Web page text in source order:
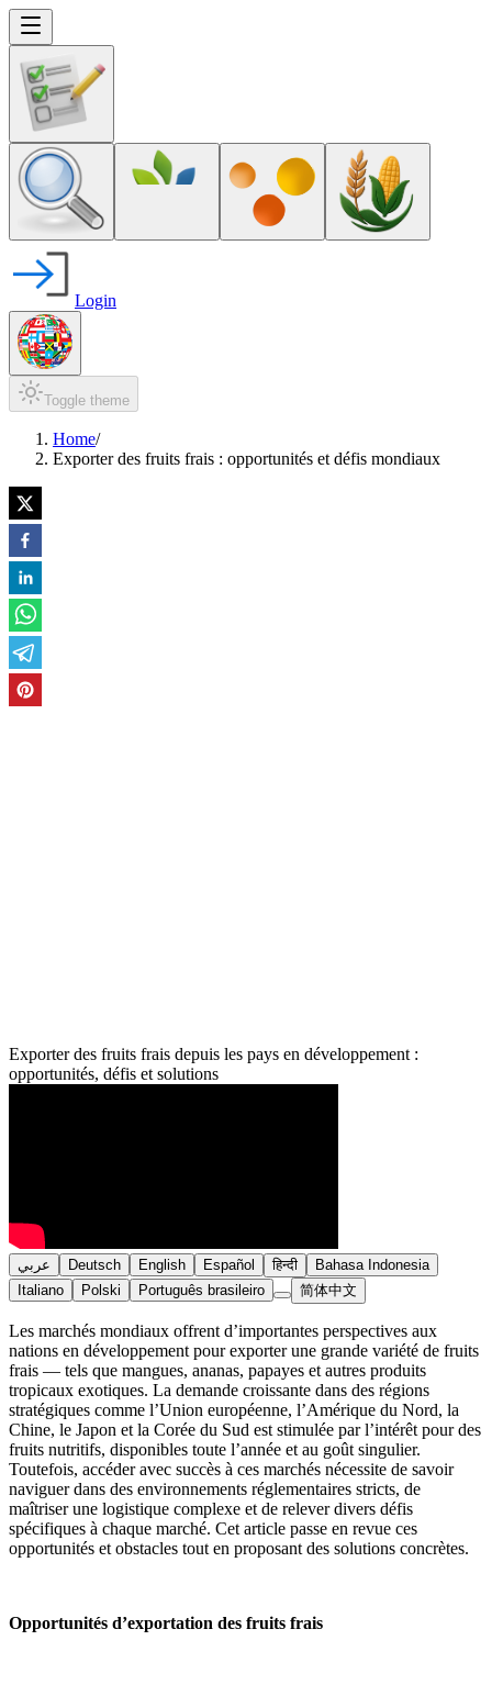
Login
Toggle theme
Home/
Exporter des fruits frais : opportunités et défis mondiaux
Exporter des fruits frais depuis les pays en développement :
opportunités, défis et solutions
عربي Deutsch English Español हिन्दी
Bahasa Indonesia
Italiano
Polski Português brasileiro 简体中文
Les marchés mondiaux offrent d’importantes perspectives aux
nations en développement pour exporter une grande variété de fruits
frais — tels que mangues, ananas, papayes et autres produits
tropicaux exotiques. La demande croissante dans des régions
stratégiques comme l’Union européenne, l’Amérique du Nord, la
Chine, le Japon et la Corée du Sud est stimulée par l’intérêt pour des
fruits nutritifs, disponibles toute l’année et au goût singulier.
Toutefois, accéder avec succès à ces marchés nécessite de savoir
naviguer dans des environnements réglementaires stricts, de
maîtriser une logistique complexe et de relever divers défis
spécifiques à chaque marché. Cet article passe en revue ces
opportunités et obstacles tout en proposant des solutions concrètes.
Opportunités d’exportation des fruits frais